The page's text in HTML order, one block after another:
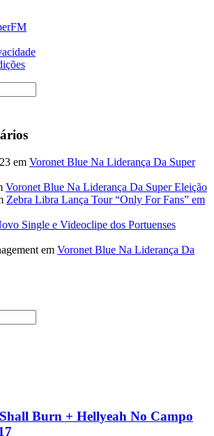
em Voronet Blue Na Liderança Da Super
Voronet Blue Na Liderança Da Super Eleição
Zebra Libra Lança Tour “Only For Fans” em
Single e Videoclipe dos Portuenses
em Voronet Blue Na Liderança Da
Burn + Hellyeah No Campo